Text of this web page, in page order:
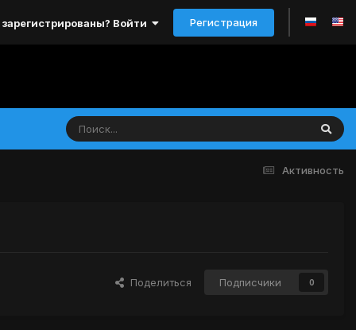
Войти Регистрация
Активность
Поделиться Подписчики 0